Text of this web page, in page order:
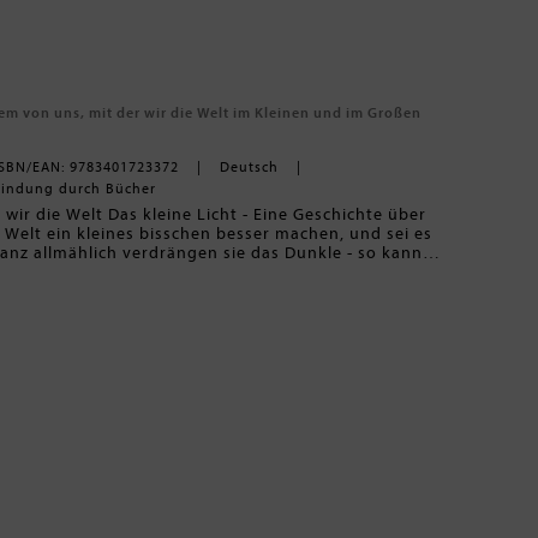
von uns, mit der wir die Welt im Kleinen und im Großen
EAN: 9783401723372
Deutsch
durch Bücher
die Welt Das kleine Licht - Eine Geschichte über
ein kleines bisschen besser machen, und sei es
allmählich verdrängen sie das Dunkle - so kann
bringen. Ein einfühlsames Bilderbuch für Eltern,
sie die Welt verändern können. In einer dunklen
die Kraft seines inneren Lichts. Mit liebevollen
wieder zusammen und entfacht so ein
die Welt.
a part of them and you."